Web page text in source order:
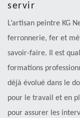
servir
L’artisan peintre KG
ferronnerie, fer et
savoir-faire. Il est
formations
déjà évolué dans le
pour le travail et en
pour assurer les